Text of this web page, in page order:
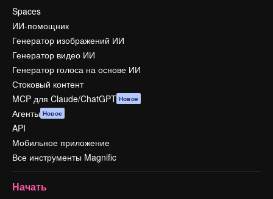
Spaces
ИИ-помощник
Генератор изображений ИИ
Генератор видео ИИ
Генератор голоса на основе ИИ
Стоковый контент
MCP для Claude/ChatGPT Новое
Агенты Новое
API
Мобильное приложение
Все инструменты Magnific
Начать